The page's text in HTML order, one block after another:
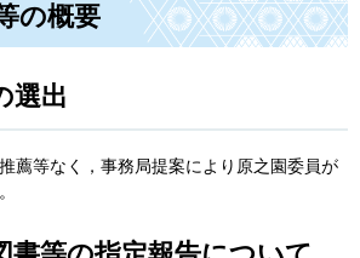
の概要
選出
薦等なく，事務局提案により原之園委員が